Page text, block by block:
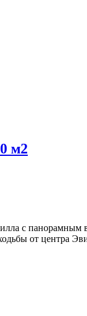
м2
с
от центра